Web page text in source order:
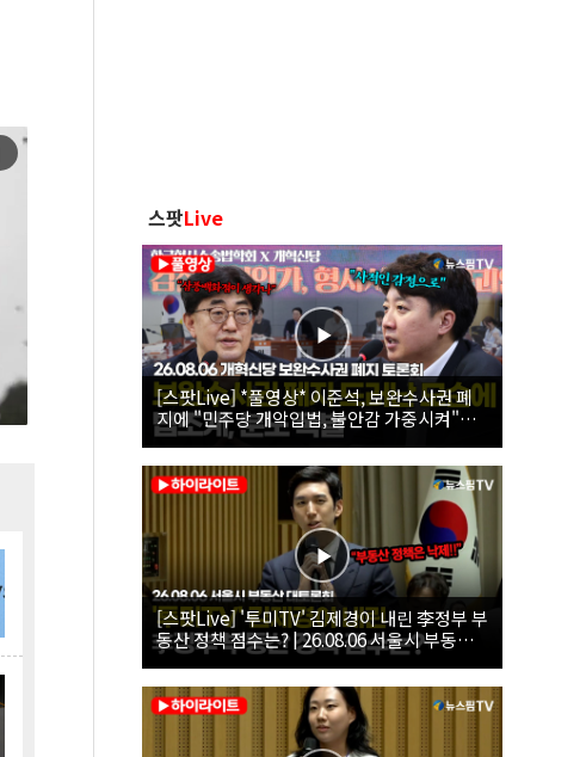
스팟Live
[스팟Live] *풀영상* 이준석, 보완수사권 폐
지에 "민주당 개악입법, 불안감 가중시켜"｜
26.08.06 개혁신당 보완수사권 폐지 토론회
[스팟Live] '투미TV' 김제경이 내린 李정부 부
동산 정책 점수는? | 26.08.06 서울시 부동산
대토론회